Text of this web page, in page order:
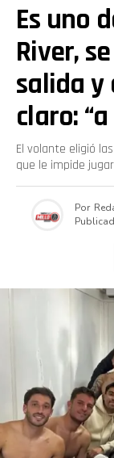
Es uno
River,
salida y
claro:
El volante eligió
que le impide
Por